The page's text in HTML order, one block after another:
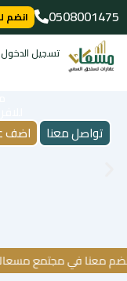
تخطي
إلى
المحتوى
0508001475
انضم
تسجيل الدخول
تواصل معنا اضف
في مجتمع مسعاك ع